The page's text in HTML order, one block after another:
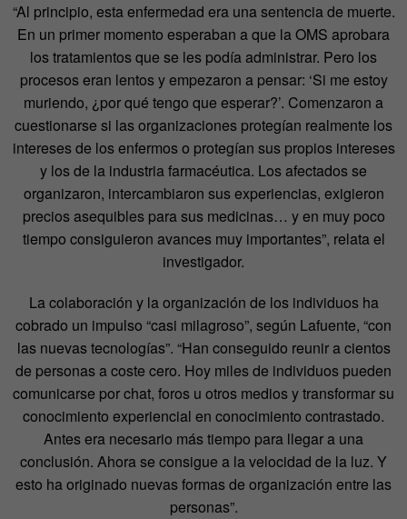
“Al principio, esta enfermedad era una sentencia de muerte.
En un primer momento esperaban a que la OMS aprobara
los tratamientos que se les podía administrar. Pero los
procesos eran lentos y empezaron a pensar: ‘Si me estoy
muriendo, ¿por qué tengo que esperar?’. Comenzaron a
cuestionarse si las organizaciones protegían realmente los
intereses de los enfermos o protegían sus propios intereses
y los de la industria farmacéutica. Los afectados se
organizaron, intercambiaron sus experiencias, exigieron
precios asequibles para sus medicinas… y en muy poco
tiempo consiguieron avances muy importantes”, relata el
investigador.
La colaboración y la organización de los individuos ha
cobrado un impulso “casi milagroso”, según Lafuente, “con
las nuevas tecnologías”. “Han conseguido reunir a cientos
de personas a coste cero. Hoy miles de individuos pueden
comunicarse por chat, foros u otros medios y transformar su
conocimiento experiencial en conocimiento contrastado.
Antes era necesario más tiempo para llegar a una
conclusión. Ahora se consigue a la velocidad de la luz. Y
esto ha originado nuevas formas de organización entre las
personas”.